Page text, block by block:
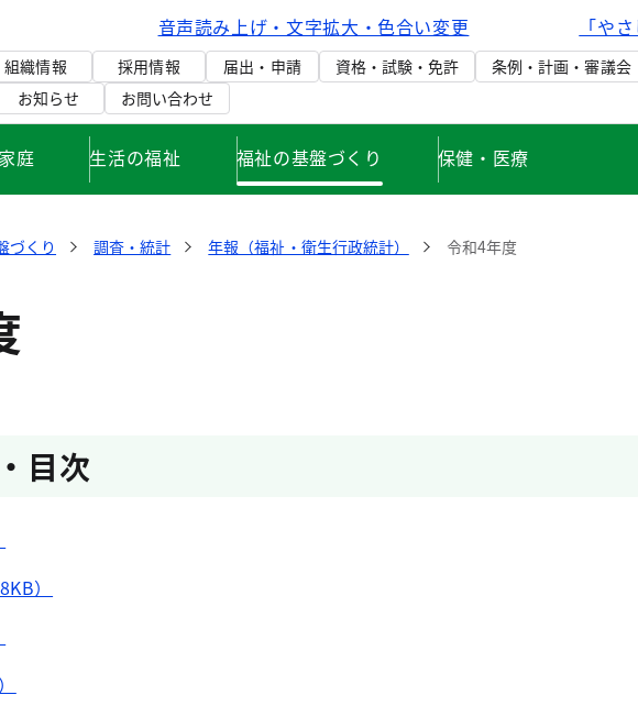
音声読み上げ・文字拡大・色合い変更 「や
組織情報 採用情報 届出・申請 資格・試験・免許 条例・計画・審議会
お知らせ お問い合わせ
庭 生活の福祉 福祉の基盤づくり 保健・医療
づくり 調査・統計 年報（福祉・衛生行政統計） 令和4年度
目次
）